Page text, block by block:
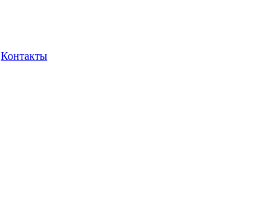
Контакты